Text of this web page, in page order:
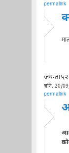
permalink
जयन्ता५२
शनि, 20/
permalink